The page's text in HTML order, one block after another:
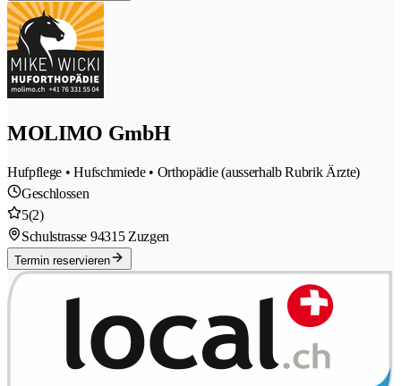
MOLIMO GmbH
Hufpflege • Hufschmiede • Orthopädie (ausserhalb Rubrik Ärzte)
Geschlossen
5(2)
Schulstrasse 94315 Zuzgen
Termin reservieren